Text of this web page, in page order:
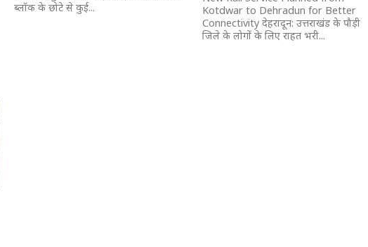
ब्लॉक के छोटे से कुई...
Kotdwar to Dehradun for Better
Connectivity देहरादून: उत्तराखंड के पौड़ी
जिले के लोगों के लिए राहत भरी...